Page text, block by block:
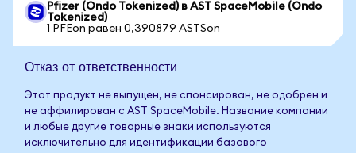
Pfizer (Ondo Tokenized) в AST SpaceMobile (Ondo
Tokenized)
1 PFEon равен 0,390879 ASTSon
Отказ от ответственности
Этот продукт не выпущен, не спонсирован, не одобрен и
не аффилирован с AST SpaceMobile. Название компании
и любые другие товарные знаки используются
исключительно для идентификации базового